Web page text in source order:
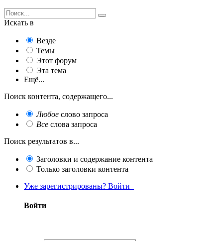
Искать в
Везде
Темы
Этот форум
Эта тема
Ещё...
Поиск контента, содержащего...
Любое слово запроса
Все слова запроса
Поиск результатов в...
Заголовки и содержание контента
Только заголовки контента
Уже зарегистрированы? Войти
Войти